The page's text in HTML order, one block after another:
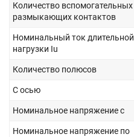
Количество вспомогательных
размыкающих контактов
Номинальный ток длительной
нагрузки Iu
Количество полюсов
С осью
Номинальное напряжение с
Номинальное напряжение по